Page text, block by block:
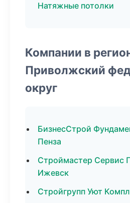
Натяжные потолки
Компании в
Приволжский
округ
БизнесСтрой
Пенза
Строймастер Сервис
Ижевск
Стройгрупп Уют